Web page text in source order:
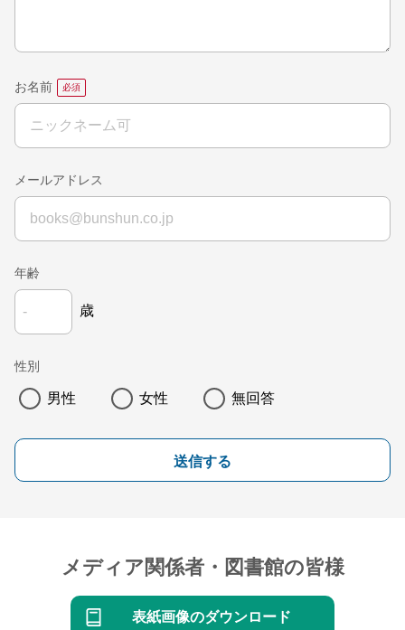
お名前
メールアドレス
年齢
歳
性別
男性 女性 無回答
送信する
メディア関係者・図書館の皆様
表紙画像のダウンロード